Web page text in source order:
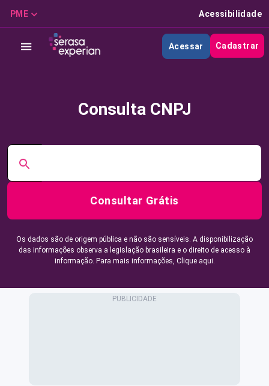
PME Acessibilidade
Acessar Cadastrar
Consulta CNPJ
Consultar Grátis
Os dados são de origem pública e não são sensíveis. A disponibilização
das informações observa a legislação brasileira e o direito de acesso à
informação. Para mais informações, Clique aqui.